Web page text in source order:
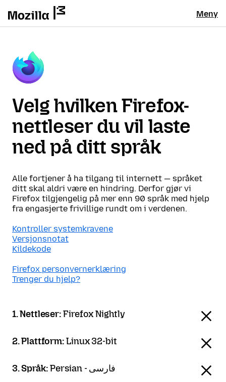
Meny
Velg hvilken Firefox-
nettleser du vil laste
ned på ditt språk
Alle fortjener å ha tilgang til internett — språket
ditt skal aldri være en hindring. Derfor gjør vi
Firefox tilgjengelig på mer enn 90 språk med hjelp
fra engasjerte frivillige rundt om i verdenen.
Kontroller systemkravene
Versjonsnotat
Kildekode
Firefox personvernerklæring
Trenger du hjelp?
1. Nettleser:Firefox Nightly
2. Plattform:Linux 32-bit
3. Språk: Persian - فارسی